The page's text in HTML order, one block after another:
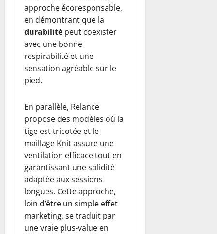
approche écoresponsable,
en démontrant que la
durabilité peut coexister
avec une bonne
respirabilité et une
sensation agréable sur le
pied.
En parallèle, Relance
propose des modèles où la
tige est tricotée et le
maillage Knit assure une
ventilation efficace tout en
garantissant une solidité
adaptée aux sessions
longues. Cette approche,
loin d’être un simple effet
marketing, se traduit par
une vraie plus-value en